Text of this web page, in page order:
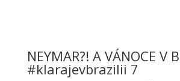
NEYMAR?! A VÁNOCE V
#klarajevbrazilii 7